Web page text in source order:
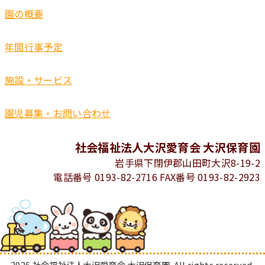
園の概要
年間行事予定
施設・サービス
園児募集・お問い合わせ
社会福祉法人大沢愛育会 大沢保育園
岩手県下閉伊郡山田町大沢8-19-2
電話番号 0193-82-2716 FAX番号 0193-82-2923